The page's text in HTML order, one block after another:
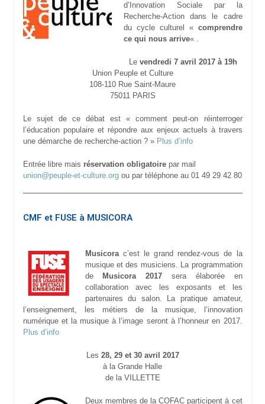
d’Innovation Sociale par la
Recherche-Action dans le cadre
du cycle culturel « comprendre
ce qui nous arrive« .
Le vendredi 7 avril 2017 à 19h
Union Peuple et Culture
108-110 Rue Saint-Maure
75011 PARIS
Le sujet de ce débat est « comment peut-on réinterroger
l’éducation populaire et répondre aux enjeux actuels à travers
une démarche de recherche-action ? » Plus d’info
Entrée libre mais réservation obligatoire par mail
union@peuple-et-culture.orgou par téléphone au 01 49 29 42 80
CMF et FUSE à MUSICORA
Musicorac’est le grand rendez-vous de la
musique et des musiciens. La programmation
de
Musicora 2017 sera élaborée en
collaboration avec les exposants et les
partenaires du salon. La pratique amateur,
l’enseignement, les métiers de la musique, l’innovation
numérique et la musique à l’image seront à l’honneur en 2017.
Plus d’info
Les 28, 29 et 30 avril 2017
à la Grande Halle
de la VILLETTE
Deux membres de la COFAC participent à cet